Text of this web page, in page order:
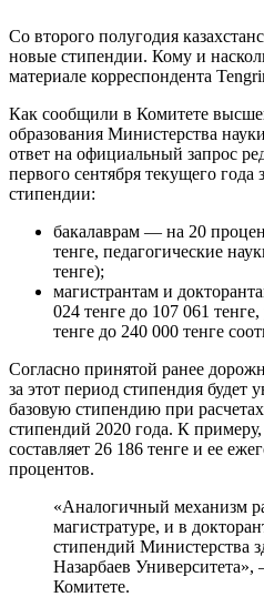
Со второго полугодия
новые стипендии. Кому и
материале корреспондента
Как сообщили в Комитете
образования Министерства
ответ на официальный запрос
первого сентября текущего
стипендии:
бакалаврам — на 20
тенге, педагогические
тенге);
магистрантам и
024 тенге до 107 061
тенге до 240 000 тенге
Согласно принятой ранее
за этот период стипендия будет
базовую стипендию при
стипендий 2020 года. К
составляет 26 186 тенге и ее
процентов.
«Аналогичный механизм
магистратуре, и в
стипендий Министерства
Назарбаев
Комитете.